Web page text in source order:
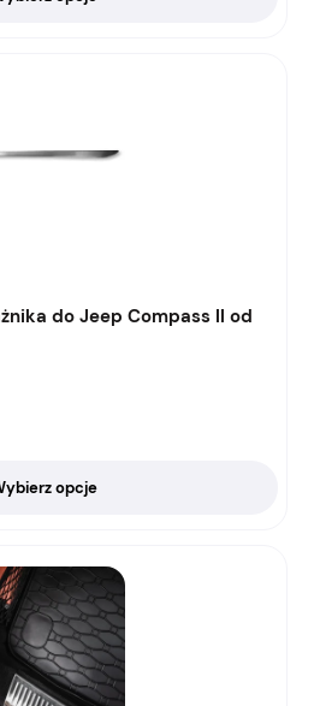
do Jeep Compass II od
opcje